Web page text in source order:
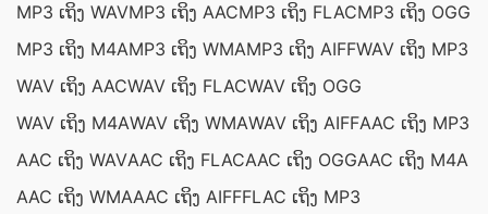
MP3 ເຖິງ WAVMP3 ເຖິງ AACMP3 ເຖິງ FLACMP3 ເຖິງ OGG
MP3 ເຖິງ M4AMP3 ເຖິງ WMAMP3 ເຖິງ AIFFWAV ເຖິງ MP3
WAV ເຖິງ AACWAV ເຖິງ FLACWAV ເຖິງ OGG
WAV ເຖິງ M4AWAV ເຖິງ WMAWAV ເຖິງ AIFFAAC ເຖິງ MP3
AAC ເຖິງ WAVAAC ເຖິງ FLACAAC ເຖິງ OGGAAC ເຖິງ M4A
AAC ເຖິງ WMAAAC ເຖິງ AIFFFLAC ເຖິງ MP3